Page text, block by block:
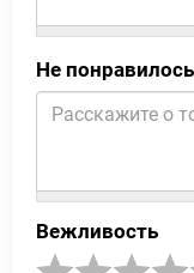
Не понравилось
Вежливость